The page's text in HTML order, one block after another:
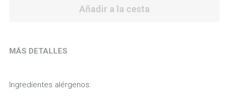
Añadir a la cesta
MÁS DETALLES
Ingredientes alérgenos: